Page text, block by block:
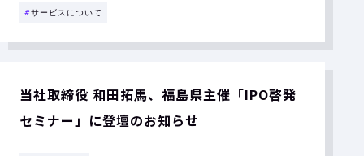
#サービスについて
当社取締役 和田拓馬、福島県主催「IPO啓発
セミナー」に登壇のお知らせ